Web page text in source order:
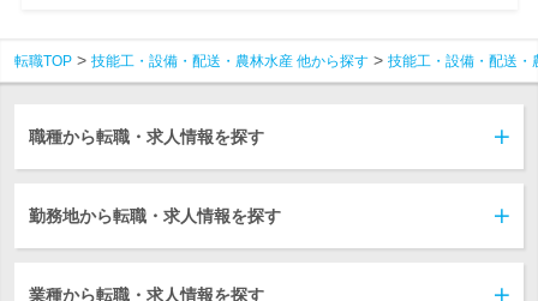
転職TOP 技能工・設備・配送・農林水産 他から探す 技能工・設備・配送・
職種から転職・求人情報を探す
勤務地から転職・求人情報を探す
業種から転職・求人情報を探す